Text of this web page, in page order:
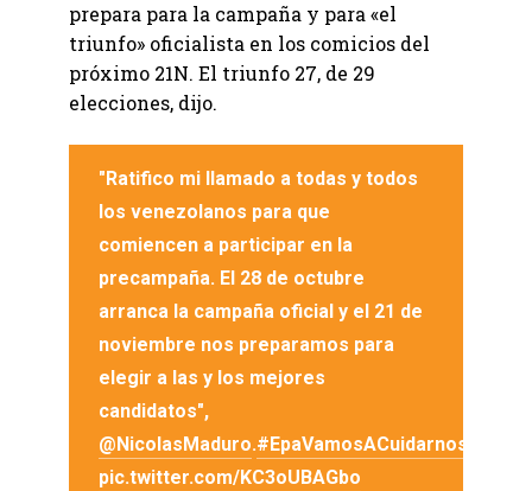
prepara para la campaña y para «el
triunfo» oficialista en los comicios del
próximo 21N. El triunfo 27, de 29
elecciones, dijo.
"Ratifico mi llamado a todas y todos
los venezolanos para que
comiencen a participar en la
precampaña. El 28 de octubre
arranca la campaña oficial y el 21 de
noviembre nos preparamos para
elegir a las y los mejores
candidatos",
@NicolasMaduro.#EpaVamosACuidarnos
pic.twitter.com/KC3oUBAGbo